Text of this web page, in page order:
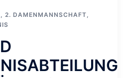
, 2. DAMENMANNSCHAFT,